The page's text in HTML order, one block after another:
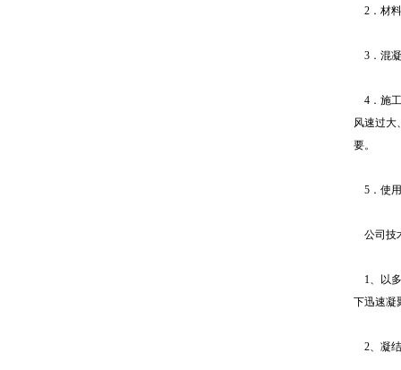
2．材
3．混
4．施工
风速过大
要。
5．使
公司技
1、以多
下迅速凝
2、凝